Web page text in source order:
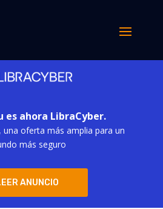
es ahora LibraCyber.
una oferta más amplia para un
más seguro
ANUNCIO
hayan publicado
robadas… ¿y si